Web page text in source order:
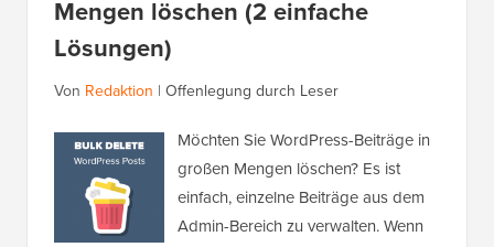
Mengen löschen (2 einfache
Lösungen)
Von Redaktion | Offenlegung durch Leser
Möchten Sie WordPress-Beiträge in
großen Mengen löschen? Es ist
einfach, einzelne Beiträge aus dem
Admin-Bereich zu verwalten. Wenn